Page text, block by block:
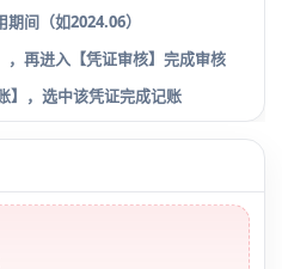
间（如2024.06）
再进入【凭证审核】完成审核
】，选中该凭证完成记账